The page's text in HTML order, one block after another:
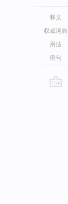
释义
权威词典
用法
例句